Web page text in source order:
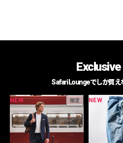
Safari Loungeでしか買え
NEW 限定 NEW